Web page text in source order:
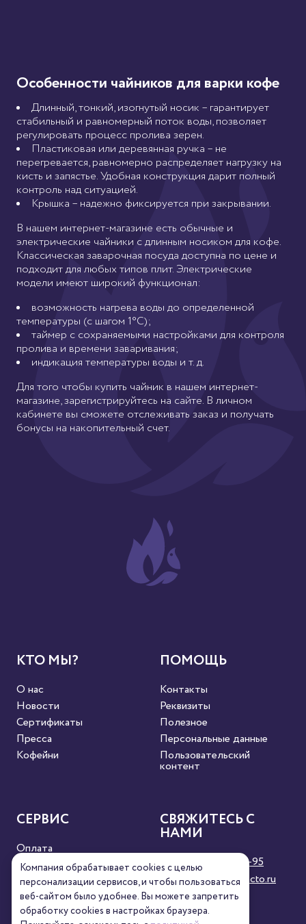
правильно заваривать и
действительно ли стоит его
готовить.
Особенности чайников для варки кофе
Длинный, тонкий, изогнутый носик – гарантирует
стабильный и равномерный поток воды, позволяет
регулировать процесс пролива зерен.
Пластиковая или деревянная ручка – не
перегревается, равномерно распределяет нагрузку на
кисть и запястье. Удобная конструкция дарит полный
контроль над ситуацией.
Крышка – надежно фиксируется при закрывании.
В нашем интернет-магазине есть обычные и
электрические чайники с длинным носиком для кофе.
Классическая заварочная посуда доступна по цене и
подходит для любых типов плит. Электрические
модели имеют широкий функционал:
возможность нагрева воды до определенной
температуры (с шагом 1°C);
таймер с сохраняемыми настройками для контроля
пролива и времени заваривания;
индикация температуры воды и т. д.
Для того чтобы купить чайник в нашем интернет-
магазине, зарегистрируйтесь на сайте. В личном
кабинете вы сможете отслеживать заказ и получать
бонусы на накопительный счет.
КТО МЫ?
О нас
Новости
Сертификаты
Пресса
Кофейни
ПОМОЩЬ
Контакты
Реквизиты
Полезное
Персональные данные
Пользовательский
контент
СЕРВИС
Оплата
Доставка
Условия продажи
Карта сайта
СВЯЖИТЕСЬ С
НАМИ
8 (800) 333-63-95
orders@torrefacto.ru
Компания обрабатывает cookies с целью
персонализации сервисов, и чтобы пользоваться
веб-сайтом было удобнее. Вы можете запретить
обработку сookies в настройках браузера.